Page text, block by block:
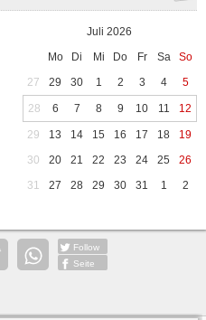
Juli 2026
Mo
Di Mi Do Fr Sa
So
27
29 30 1 2 3 4 5
28 6 7 8 9 10 11 12
29 13 14 15 16 17 18
19
30
20 21 22 23 24 25
26
31
27 28 29 30 31 1 2
Follow
Seite